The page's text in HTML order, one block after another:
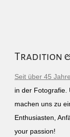
Tradition
Seit über 45
in der Fotografie.
machen uns zu
Enthusiasten,
your passion!